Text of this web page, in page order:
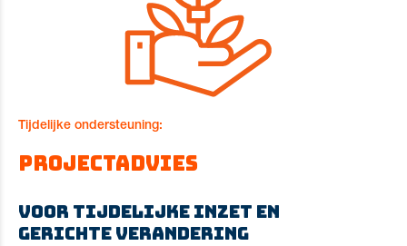
Tijdelijke ondersteuning:
Projectadvies
Voor tijdelijke inzet en
gerichte verandering